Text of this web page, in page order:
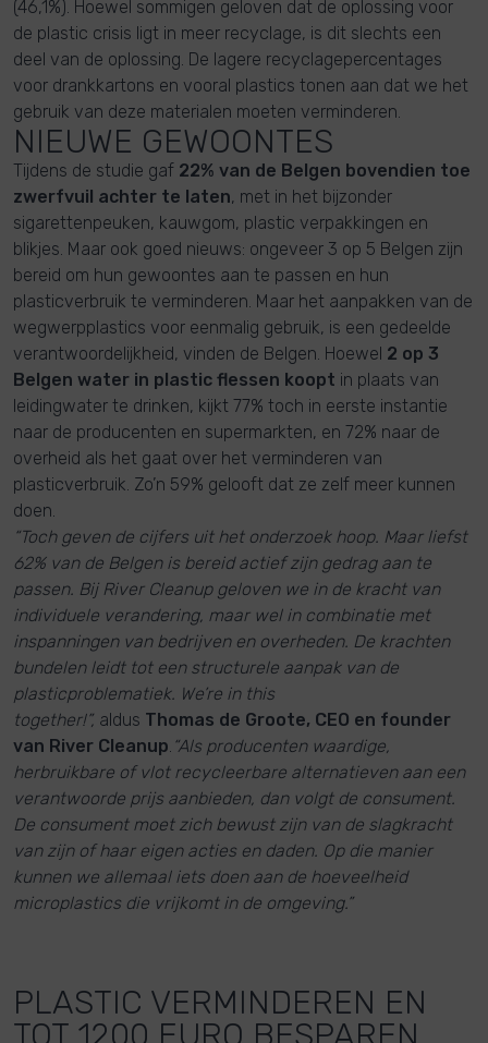
(46,1%). Hoewel sommigen geloven dat de oplossing voor
de plastic crisis ligt in meer recyclage, is dit slechts een
deel van de oplossing. De lagere recyclagepercentages
voor drankkartons en vooral plastics tonen aan dat we het
gebruik van deze materialen moeten verminderen.
NIEUWE GEWOONTES
Tijdens de studie gaf 22% van de Belgen bovendien toe
zwerfvuil achter te laten, met in het bijzonder
sigarettenpeuken, kauwgom, plastic verpakkingen en
blikjes. Maar ook goed nieuws: ongeveer 3 op 5 Belgen zijn
bereid om hun gewoontes aan te passen en hun
plasticverbruik te verminderen. Maar het aanpakken van de
wegwerpplastics voor eenmalig gebruik, is een gedeelde
verantwoordelijkheid, vinden de Belgen. Hoewel 2 op 3
Belgen water in plastic flessen koopt in plaats van
leidingwater te drinken, kijkt 77% toch in eerste instantie
naar de producenten en supermarkten, en 72% naar de
overheid als het gaat over het verminderen van
plasticverbruik. Zo’n 59% gelooft dat ze zelf meer kunnen
doen.
“Toch geven de cijfers uit het onderzoek hoop. Maar liefst
62% van de Belgen is bereid actief zijn gedrag aan te
passen. Bij River Cleanup geloven we in de kracht van
individuele verandering, maar wel in combinatie met
inspanningen van bedrijven en overheden. De krachten
bundelen leidt tot een structurele aanpak van de
plasticproblematiek. We’re in this
together!”, aldus Thomas de Groote, CEO en founder
van River Cleanup “Als producenten waardige,
herbruikbare of vlot recycleerbare alternatieven aan een
verantwoorde prijs aanbieden, dan volgt de consument.
De consument moet zich bewust zijn van de slagkracht
van zijn of haar eigen acties en daden. Op die manier
kunnen we allemaal iets doen aan de hoeveelheid
microplastics die vrijkomt in de omgeving.”
PLASTIC VERMINDEREN EN
TOT 1200 EURO BESPAREN ​